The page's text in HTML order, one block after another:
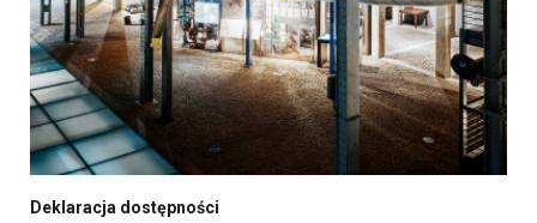
Deklaracja dostępności